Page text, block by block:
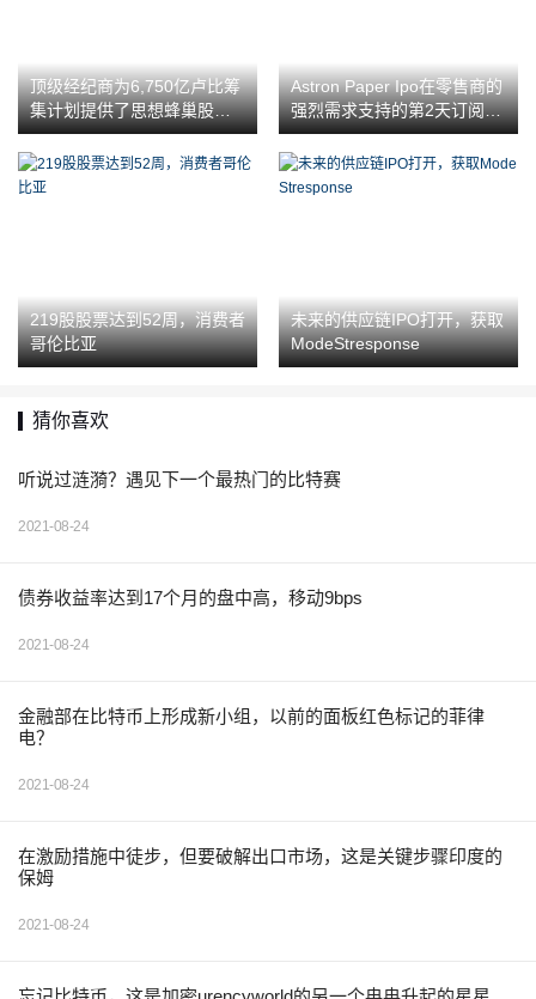
顶级经纪商为6,750亿卢比筹
集计划提供了思想蜂巢股：3
个keytakeaway.
Astron Paper Ipo在零售商的
强烈需求支持的第2天订阅了
5次
219股股票达到52周，消费者
哥伦比亚
未来的供应链IPO打开，获取
ModeStresponse
猜你喜欢
听说过涟漪？遇见下一个最热门的比特赛
2021-08-24
债券收益率达到17个月的盘中高，移动9bps
2021-08-24
金融部在比特币上形成新小组，以前的面板红色标记的菲律
电？
2021-08-24
在激励措施中徒步，但要破解出口市场，这是关键步骤印度的
保姆
2021-08-24